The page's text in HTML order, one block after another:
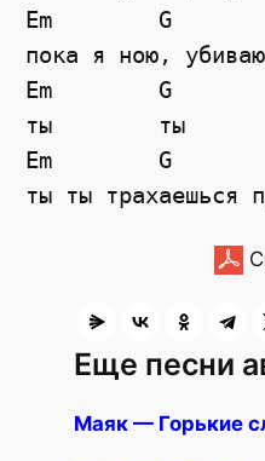
Em        G
пока я ною,
Em        G
ты        ты
Em        G
Еще песни
Маяк — Горькие